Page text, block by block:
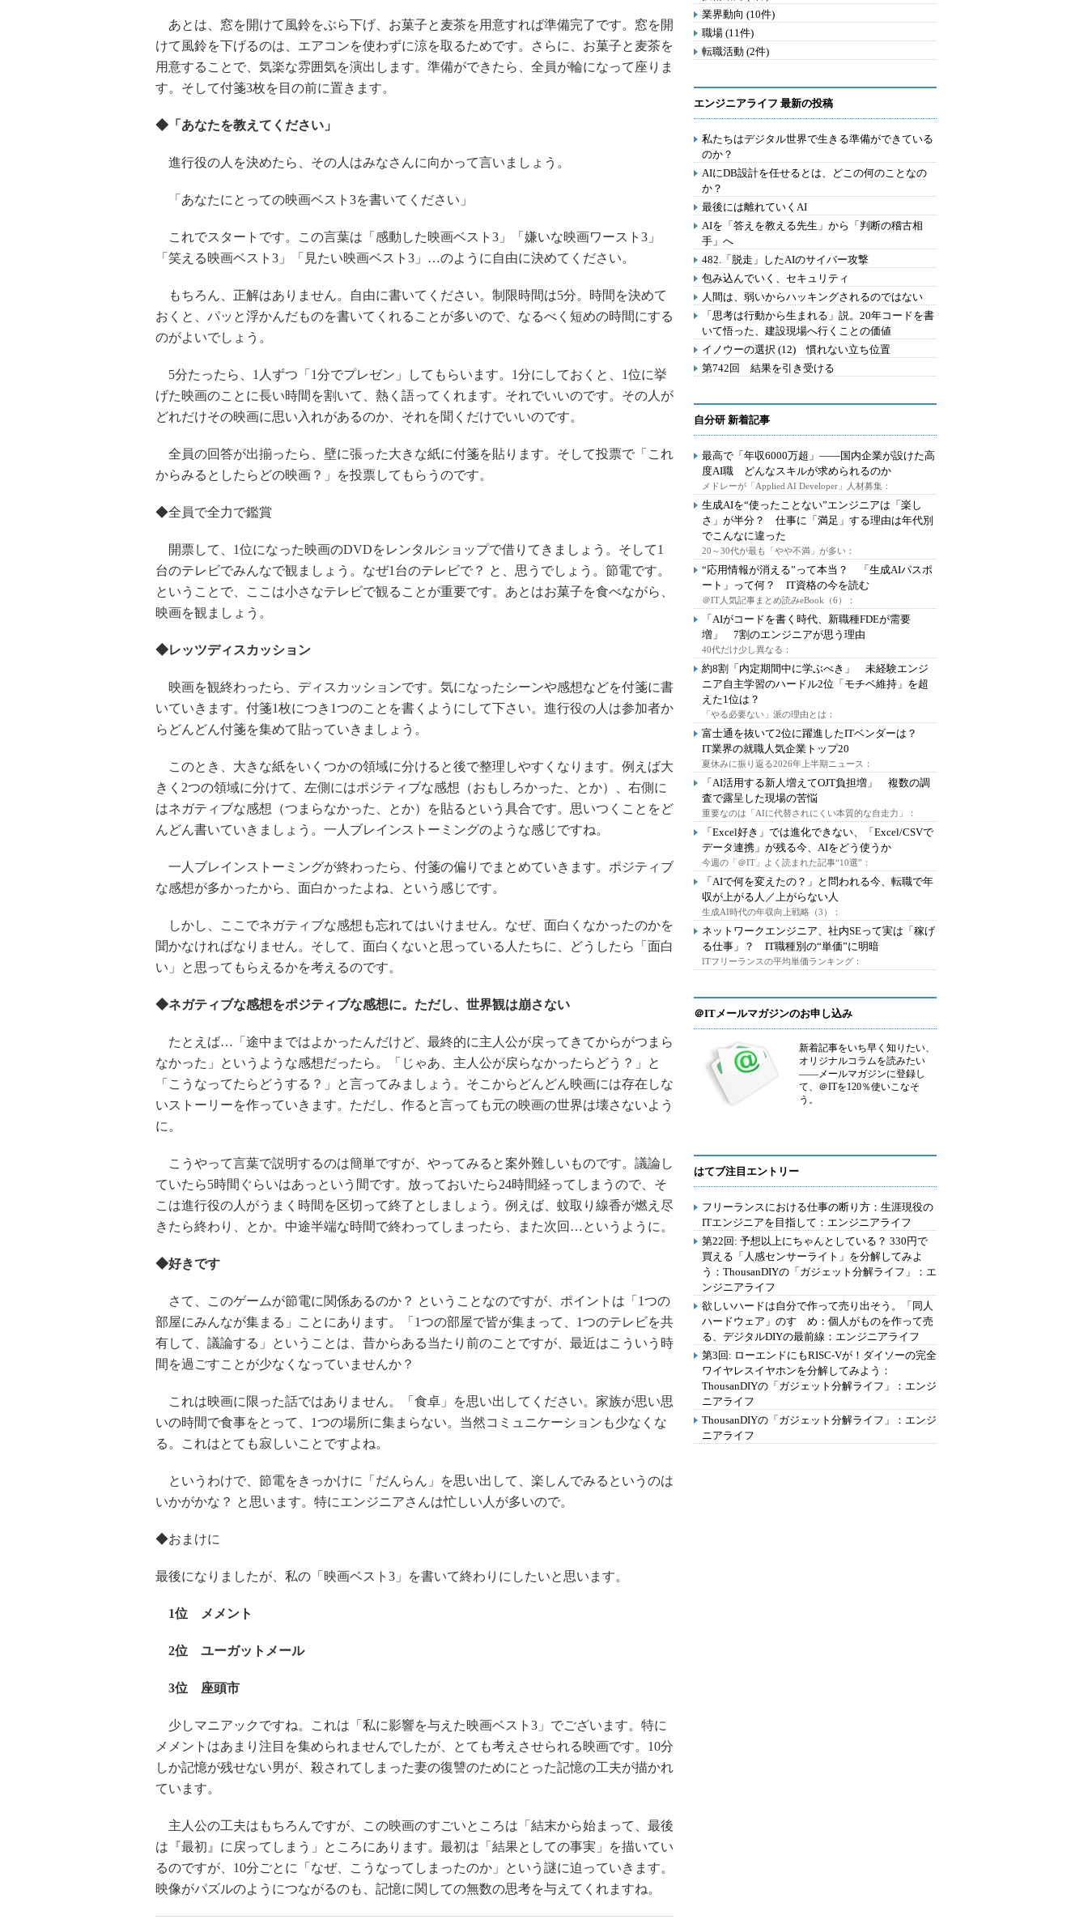
あとは、窓を開けて風鈴をぶら下げ、お菓子と麦茶を用意すれば準備完了です。窓を開
けて風鈴を下げるのは、エアコンを使わずに涼を取るためです。さらに、お菓子と麦茶を
用意することで、気楽な雰囲気を演出します。準備ができたら、全員が輪になって座りま
す。そして付箋3枚を目の前に置きます。
◆「あなたを教えてください」
進行役の人を決めたら、その人はみなさんに向かって言いましょう。
「あなたにとっての映画ベスト3を書いてください」
これでスタートです。この言葉は「感動した映画ベスト3」「嫌いな映画ワースト3」
「笑える映画ベスト3」「見たい映画ベスト3」…のように自由に決めてください。
もちろん、正解はありません。自由に書いてください。制限時間は5分。時間を決めて
おくと、パッと浮かんだものを書いてくれることが多いので、なるべく短めの時間にする
のがよいでしょう。
5分たったら、1人ずつ「1分でプレゼン」してもらいます。1分にしておくと、1位に挙
げた映画のことに長い時間を割いて、熱く語ってくれます。それでいいのです。その人が
どれだけその映画に思い入れがあるのか、それを聞くだけでいいのです。
全員の回答が出揃ったら、壁に張った大きな紙に付箋を貼ります。そして投票で「これ
からみるとしたらどの映画？」を投票してもらうのです。
◆全員で全力で鑑賞
開票して、1位になった映画のDVDをレンタルショップで借りてきましょう。そして1
台のテレビでみんなで観ましょう。なぜ1台のテレビで？ と、思うでしょう。節電です。
ということで、ここは小さなテレビで観ることが重要です。あとはお菓子を食べながら、
映画を観ましょう。
◆レッツディスカッション
映画を観終わったら、ディスカッションです。気になったシーンや感想などを付箋に書
いていきます。付箋1枚につき1つのことを書くようにして下さい。進行役の人は参加者か
らどんどん付箋を集めて貼っていきましょう。
このとき、大きな紙をいくつかの領域に分けると後で整理しやすくなります。例えば大
きく2つの領域に分けて、左側にはポジティブな感想（おもしろかった、とか）、右側に
はネガティブな感想（つまらなかった、とか）を貼るという具合です。思いつくことをど
んどん書いていきましょう。一人ブレインストーミングのような感じですね。
一人ブレインストーミングが終わったら、付箋の偏りでまとめていきます。ポジティブ
な感想が多かったから、面白かったよね、という感じです。
しかし、ここでネガティブな感想も忘れてはいけません。なぜ、面白くなかったのかを
聞かなければなりません。そして、面白くないと思っている人たちに、どうしたら「面白
い」と思ってもらえるかを考えるのです。
◆ネガティブな感想をポジティブな感想に。ただし、世界観は崩さない
たとえば…「途中まではよかったんだけど、最終的に主人公が戻ってきてからがつまら
なかった」というような感想だったら。「じゃあ、主人公が戻らなかったらどう？」と
「こうなってたらどうする？」と言ってみましょう。そこからどんどん映画には存在しな
いストーリーを作っていきます。ただし、作ると言っても元の映画の世界は壊さないよう
に。
こうやって言葉で説明するのは簡単ですが、やってみると案外難しいものです。議論し
ていたら5時間ぐらいはあっという間です。放っておいたら24時間経ってしまうので、そ
こは進行役の人がうまく時間を区切って終了としましょう。例えば、蚊取り線香が燃え尽
きたら終わり、とか。中途半端な時間で終わってしまったら、また次回…というように。
◆好きです
さて、このゲームが節電に関係あるのか？ ということなのですが、ポイントは「1つの
部屋にみんなが集まる」ことにあります。「1つの部屋で皆が集まって、1つのテレビを共
有して、議論する」ということは、昔からある当たり前のことですが、最近はこういう時
間を過ごすことが少なくなっていませんか？
これは映画に限った話ではありません。「食卓」を思い出してください。家族が思い思
いの時間で食事をとって、1つの場所に集まらない。当然コミュニケーションも少なくな
る。これはとても寂しいことですよね。
というわけで、節電をきっかけに「だんらん」を思い出して、楽しんでみるというのは
いかがかな？ と思います。特にエンジニアさんは忙しい人が多いので。
◆おまけに
最後になりましたが、私の「映画ベスト3」を書いて終わりにしたいと思います。
1位 メメント
2位 ユーガットメール
3位 座頭市
少しマニアックですね。これは「私に影響を与えた映画ベスト3」でございます。特に
メメントはあまり注目を集められませんでしたが、とても考えさせられる映画です。10分
しか記憶が残せない男が、殺されてしまった妻の復讐のためにとった記憶の工夫が描かれ
ています。
主人公の工夫はもちろんですが、この映画のすごいところは「結末から始まって、最後
は『最初』に戻ってしまう」ところにあります。最初は「結果としての事実」を描いてい
るのですが、10分ごとに「なぜ、こうなってしまったのか」という謎に迫っていきます。
映像がパズルのようにつながるのも、記憶に関しての無数の思考を与えてくれますね。
業界動向 (10件)
職場 (11件)
転職活動 (2件)
エンジニアライフ 最新の投稿
私たちはデジタル世界で生きる準備ができている
のか？
AIにDB設計を任せるとは、どこの何のことなの
か？
最後には離れていくAI
AIを「答えを教える先生」から「判断の稽古相
手」へ
482.「脱走」したAIのサイバー攻撃
包み込んでいく、セキュリティ
人間は、弱いからハッキングされるのではない
「思考は行動から生まれる」説。20年コードを書
いて悟った、建設現場へ行くことの価値
イノウーの選択 (12) 慣れない立ち位置
第742回 結果を引き受ける
自分研 新着記事
最高で「年収6000万超」――国内企業が設けた高
度AI職 どんなスキルが求められるのか
メドレーが「Applied AI Developer」人材募集：
生成AIを“使ったことない”エンジニアは「楽し
さ」が半分？ 仕事に「満足」する理由は年代別
でこんなに違った
20～30代が最も「やや不満」が多い：
“応用情報が消える”って本当？ 「生成AIパスポ
ート」って何？ IT資格の今を読む
＠IT人気記事まとめ読みeBook（6）：
「AIがコードを書く時代、新職種FDEが需要
増」 7割のエンジニアが思う理由
40代だけ少し異なる：
約8割「内定期間中に学ぶべき」 未経験エンジ
ニア自主学習のハードル2位「モチベ維持」を超
えた1位は？
「やる必要ない」派の理由とは：
富士通を抜いて2位に躍進したITベンダーは？
IT業界の就職人気企業トップ20
夏休みに振り返る2026年上半期ニュース：
「AI活用する新人増えてOJT負担増」 複数の調
査で露呈した現場の苦悩
重要なのは「AIに代替されにくい本質的な自走力」：
「Excel好き」では進化できない、「Excel/CSVで
データ連携」が残る今、AIをどう使うか
今週の「＠IT」よく読まれた記事“10選”：
「AIで何を変えたの？」と問われる今、転職で年
収が上がる人／上がらない人
生成AI時代の年収向上戦略（3）：
ネットワークエンジニア、社内SEって実は「稼げ
る仕事」？ IT職種別の“単価”に明暗
ITフリーランスの平均単価ランキング：
＠ITメールマガジンのお申し込み
新着記事をいち早く知りたい、
オリジナルコラムを読みたい
――メールマガジンに登録し
て、＠ITを120％使いこなそ
う。
はてブ注目エントリー
フリーランスにおける仕事の断り方：生涯現役の
ITエンジニアを目指して：エンジニアライフ
第22回: 予想以上にちゃんとしている？ 330円で
買える「人感センサーライト」を分解してみよ
う：ThousanDIYの「ガジェット分解ライフ」：エ
ンジニアライフ
欲しいハードは自分で作って売り出そう。「同人
ハードウェア」のすゝめ：個人がものを作って売
る、デジタルDIYの最前線：エンジニアライフ
第3回: ローエンドにもRISC-Vが！ダイソーの完全
ワイヤレスイヤホンを分解してみよう：
ThousanDIYの「ガジェット分解ライフ」：エンジ
ニアライフ
ThousanDIYの「ガジェット分解ライフ」：エンジ
ニアライフ